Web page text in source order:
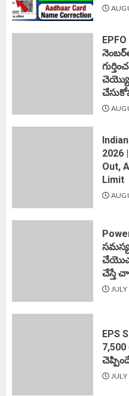
2026
Out,
Limit
చేస్తే
EPS